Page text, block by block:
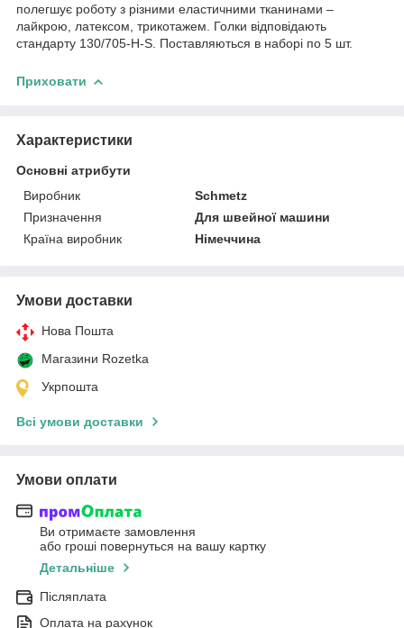
полегшує роботу з різними еластичними тканинами –
лайкрою, латексом, трикотажем. Голки відповідають
стандарту 130/705-H-S. Поставляються в наборі по 5 шт.
Приховати
Характеристики
Основні атрибути
Виробник
Schmetz
Призначення
Для швейної машини
Країна виробник
Німеччина
Умови доставки
Нова Пошта
Магазини Rozetka
Укрпошта
Всі умови доставки
Умови оплати
Ви отримаєте замовлення
або гроші повернуться на вашу картку
Детальніше
Післяплата
Оплата на рахунок